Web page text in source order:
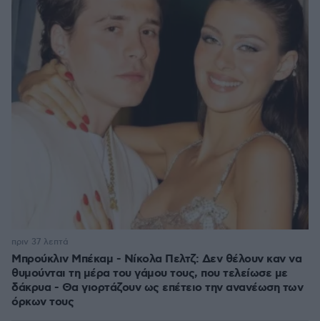
Μπρούκλιν Μπέκαμ - Νίκολα Πελτζ: Δεν θέλουν καν να
θυμούνται τη μέρα του γάμου τους, που τελείωσε με
δάκρυα - Θα γιορτάζουν ως επέτειο την ανανέωση των
όρκων τους
πριν 37 λεπτά